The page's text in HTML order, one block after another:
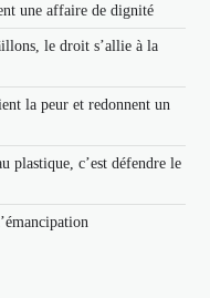
une affaire de dignité
le droit s’allie à la
la peur et redonnent un
plastique, c’est défendre le